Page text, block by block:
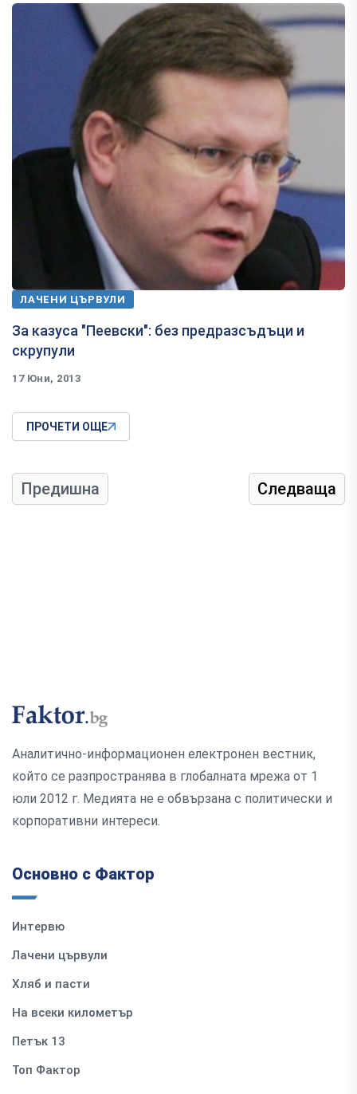
ЛАЧЕНИ ЦЪРВУЛИ
За казуса "Пеевски": без предразсъдъци и
скрупули
17 Юни, 2013
ПРОЧЕТИ ОЩЕ
Предишна Следваща
Аналитично-информационен електронен вестник,
който се разпространява в глобалната мрежа от 1
юли 2012 г. Медията не е обвързана с политически и
корпоративни интереси.
Основно с Фактор
Интервю
Лачени цървули
Хляб и пасти
На всеки километър
Петък 13
Топ Фактор